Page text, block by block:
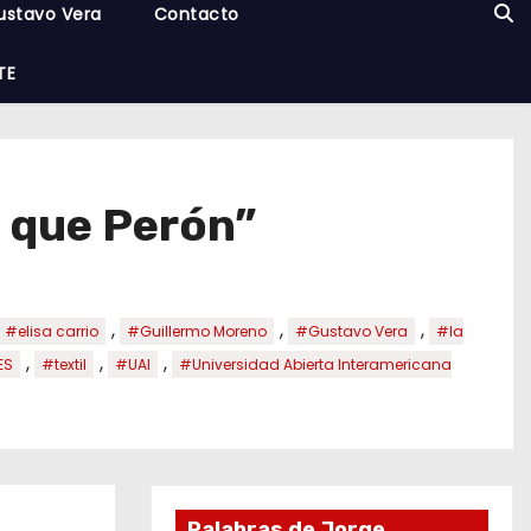
Vera Contacto
Perón”
#elisa carrio , #Guillermo Moreno , #Gustavo Vera ,
#la
, #textil , #UAI ,
#Universidad Abierta Interamericana